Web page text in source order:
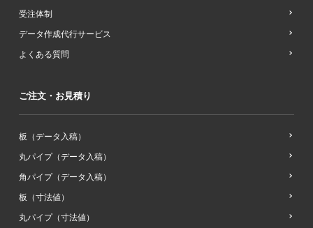
受注体制
データ作成代行サービス
よくある質問
ご注文・お見積り
板（データ入稿）
丸パイプ（データ入稿）
角パイプ（データ入稿）
板（寸法値）
丸パイプ（寸法値）